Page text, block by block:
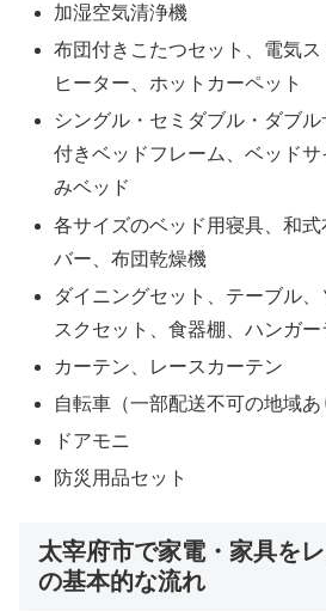
加湿空気清浄機
布団付きこたつセット、電気
ヒーター、ホットカーペット
シングル・セミダブル・ダブ
付きベッドフレーム、ベッド
みベッド
各サイズのベッド用寝具、和
バー、布団乾燥機
ダイニングセット、テーブル
スクセット、食器棚、ハンガ
カーテン、レースカーテン
自転車（一部配送不可の地域あ
ドアモニ
防災用品セット
太宰府市で家電・家具を
の基本的な流れ